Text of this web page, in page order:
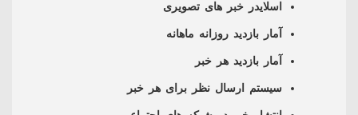
اسلایدر خبر های تصویری
آمار بازدید روزانه ماهانه
آمار بازدید هر خبر
سیستم ارسال نظر برای هر خبر